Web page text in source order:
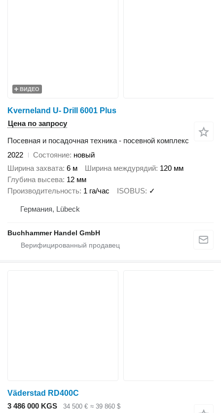
ВИДЕО
Kverneland U- Drill 6001 Plus
Цена по запросу
Посевная и посадочная техника - посевной комплекс
2022
Состояние новый
Ширина захвата 6 м Ширина междурядий 120 мм
Глубина высева 12 мм
Производительность 1 га/час ISOBUS ✓
Германия, Lübeck
Buchhammer Handel GmbH
Väderstad RD400C
3 486 000 KGS
34 500 € ≈ 39 860 $